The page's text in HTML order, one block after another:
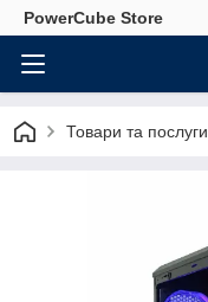
PowerCube Store
Товари та послуги